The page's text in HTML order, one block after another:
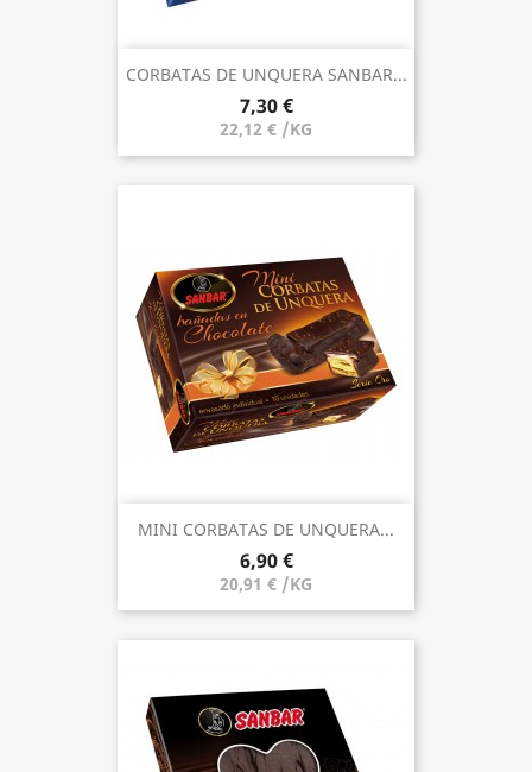
CORBATAS DE UNQUERA SANBAR...
7,30 €
22,12 € /KG
MINI CORBATAS DE UNQUERA...
6,90 €
20,91 € /KG